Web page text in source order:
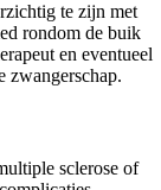
te zijn met
rondom de buik
en eventueel
zwangerschap.
sclerose of